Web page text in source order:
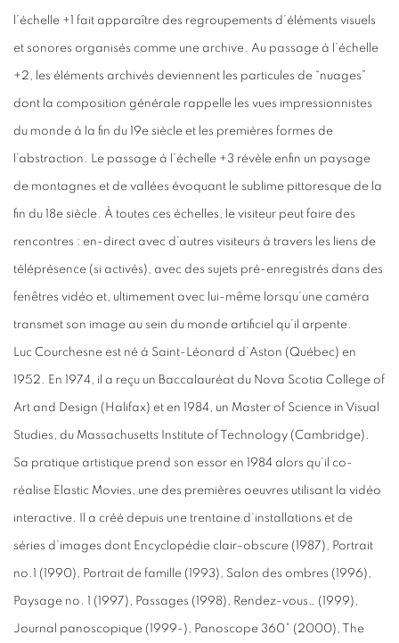
l’échelle +1 fait apparaître des regroupements d’éléments visuels
et sonores organisés comme une archive. Au passage à l’échelle
+2, les éléments archivés deviennent les particules de “nuages”
dont la composition générale rappelle les vues impressionnistes
du monde à la fin du 19e siècle et les premières formes de
l’abstraction. Le passage à l’échelle +3 révèle enfin un paysage
de montagnes et de vallées évoquant le sublime pittoresque de la
fin du 18e siècle. À toutes ces échelles, le visiteur peut faire des
rencontres : en-direct avec d’autres visiteurs à travers les liens de
téléprésence (si activés), avec des sujets pré-enregistrés dans des
fenêtres vidéo et, ultimement avec lui-même lorsqu’une caméra
transmet son image au sein du monde artificiel qu’il arpente.
Luc Courchesne est né à Saint-Léonard d’Aston (Québec) en
1952. En 1974, il a reçu un Baccalauréat du Nova Scotia College of
Art and Design (Halifax) et en 1984, un Master of Science in Visual
Studies, du Massachusetts Institute of Technology (Cambridge).
Sa pratique artistique prend son essor en 1984 alors qu’il co-
réalise Elastic Movies, une des premières oeuvres utilisant la vidéo
interactive. Il a créé depuis une trentaine d’installations et de
séries d’images dont Encyclopédie clair-obscure (1987), Portrait
no.1 (1990), Portrait de famille (1993), Salon des ombres (1996),
Paysage no. 1 (1997), Passages (1998), Rendez-vous… (1999),
Journal panoscopique (1999-), Panoscope 360° (2000), The